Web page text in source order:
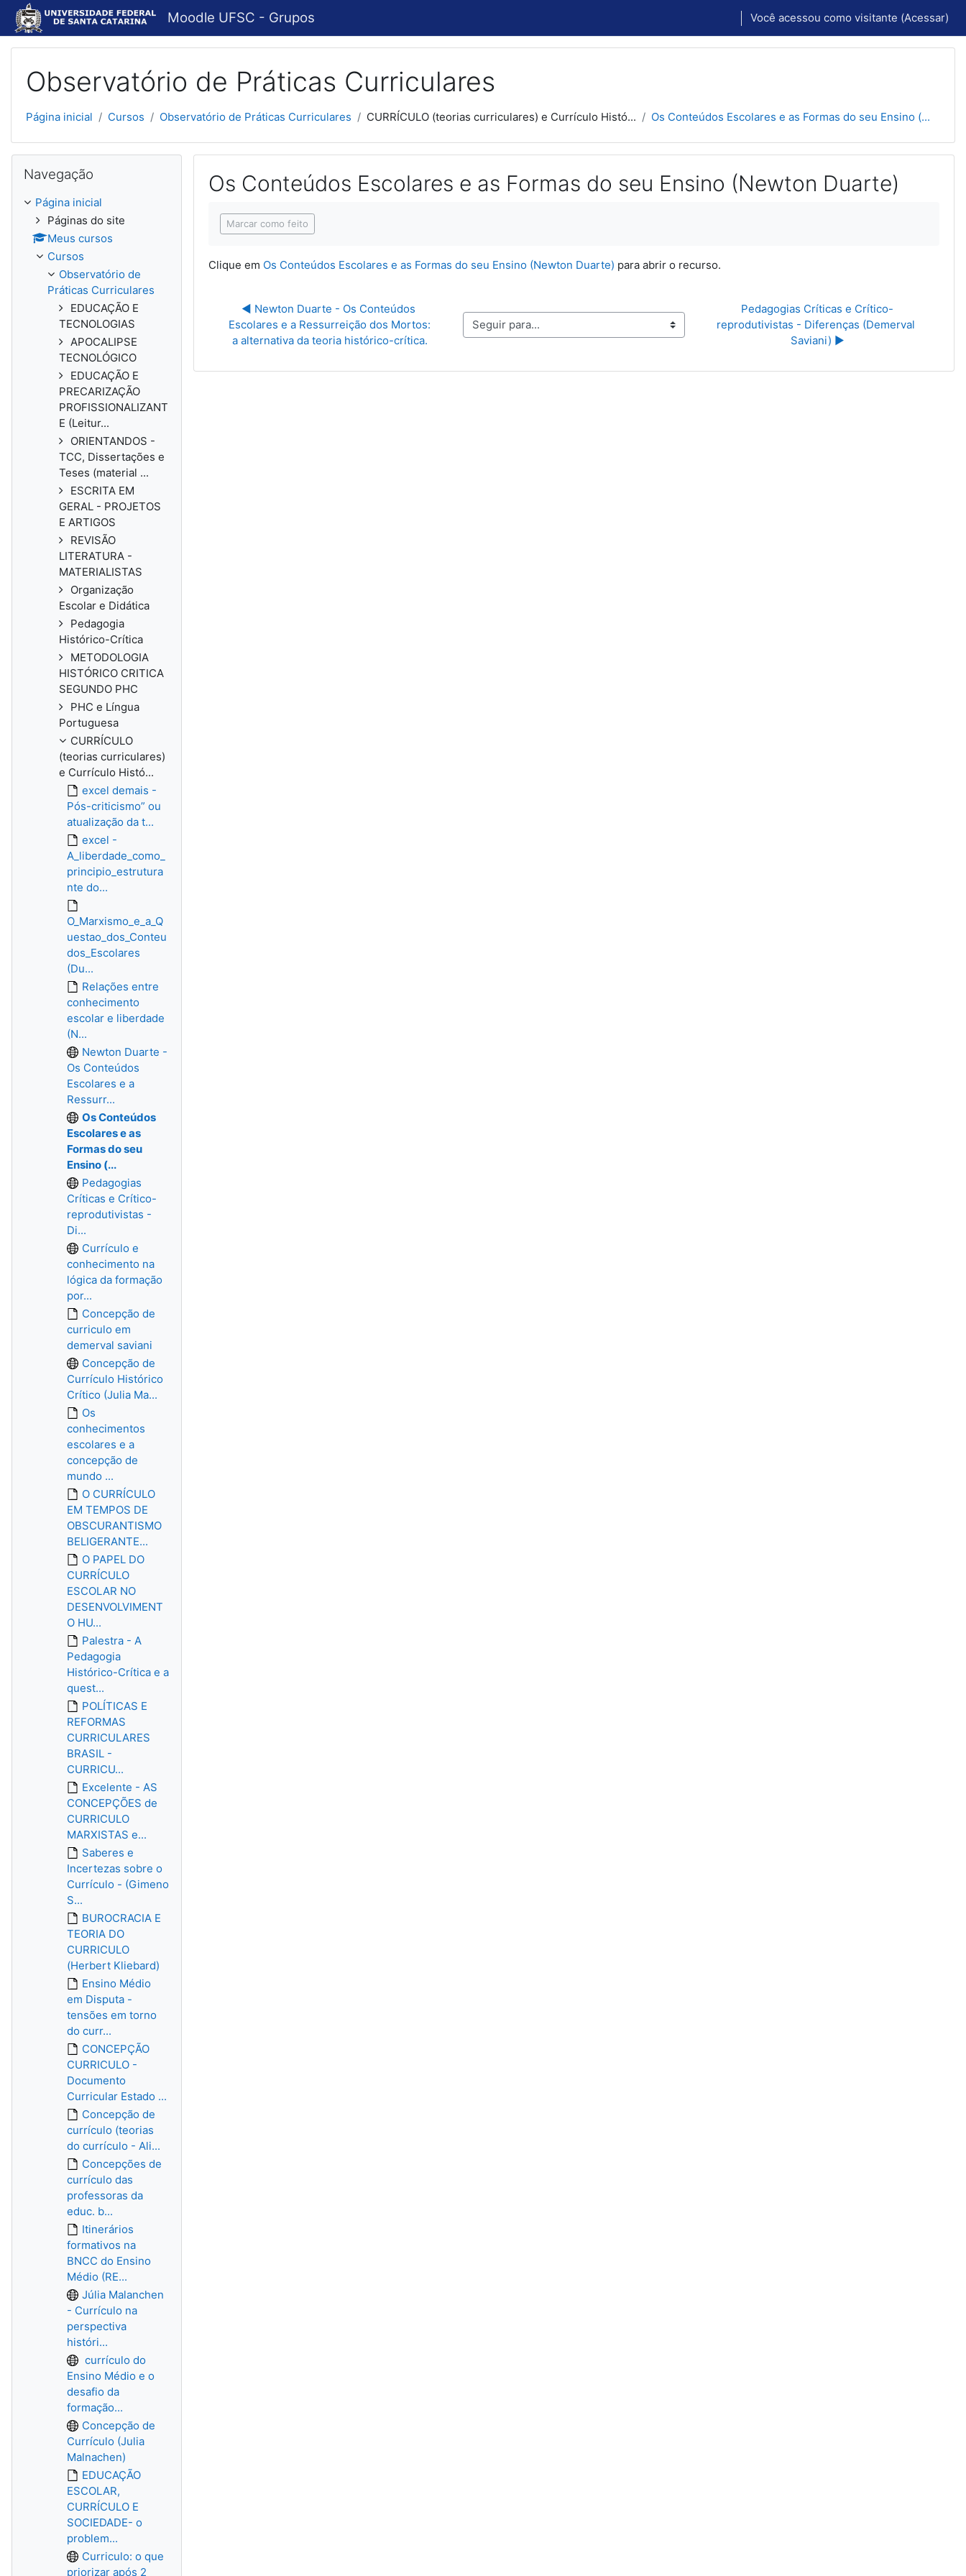
Ir para o conteúdo principal
Moodle UFSC - Grupos Você acessou como visitante (Acessar)
Observatório de Práticas Curriculares
Página inicial Cursos Observatório de Práticas Curriculares CURRÍCULO (teorias curriculares) e Currículo Histó... Os Conteúdos Escolares e as Formas do seu Ensino (...
Os Conteúdos Escolares e as Formas do seu Ensino (Newton Duarte)
Marcar como feito
Clique em Os Conteúdos Escolares e as Formas do seu Ensino (Newton Duarte) para abrir o recurso.
◀︎ Newton Duarte - Os Conteúdos
Escolares e a Ressurreição dos Mortos:
a alternativa da teoria histórico-crítica.
Seguir para...
Pedagogias Críticas e Crítico-
reprodutivistas - Diferenças (Demerval
Saviani) ▶︎
Navegação
Página inicial
Páginas do site
Meus cursos
Cursos
Observatório de
Práticas Curriculares
EDUCAÇÃO E
TECNOLOGIAS
APOCALIPSE
TECNOLÓGICO
EDUCAÇÃO E
PRECARIZAÇÃO
PROFISSIONALIZANT
E (Leitur...
ORIENTANDOS -
TCC, Dissertações e
Teses (material ...
ESCRITA EM
GERAL - PROJETOS
E ARTIGOS
REVISÃO
LITERATURA -
MATERIALISTAS
Organização
Escolar e Didática
Pedagogia
Histórico-Crítica
METODOLOGIA
HISTÓRICO CRITICA
SEGUNDO PHC
PHC e Língua
Portuguesa
CURRÍCULO
(teorias curriculares)
e Currículo Histó...
excel demais -
Pós-criticismo” ou
atualização da t...
excel -
A_liberdade_como_
principio_estrutura
nte do...
O_Marxismo_e_a_Q
uestao_dos_Conteu
dos_Escolares
(Du...
Relações entre
conhecimento
escolar e liberdade
(N...
Newton Duarte -
Os Conteúdos
Escolares e a
Ressurr...
Os Conteúdos
Escolares e as
Formas do seu
Ensino (...
Pedagogias
Críticas e Crítico-
reprodutivistas -
Di...
Currículo e
conhecimento na
lógica da formação
por...
Concepção de
curriculo em
demerval saviani
Concepção de
Currículo Histórico
Crítico (Julia Ma...
Os
conhecimentos
escolares e a
concepção de
mundo ...
O CURRÍCULO
EM TEMPOS DE
OBSCURANTISMO
BELIGERANTE...
O PAPEL DO
CURRÍCULO
ESCOLAR NO
DESENVOLVIMENT
O HU...
Palestra - A
Pedagogia
Histórico-Crítica e a
quest...
POLÍTICAS E
REFORMAS
CURRICULARES
BRASIL -
CURRICU...
Excelente - AS
CONCEPÇÕES de
CURRICULO
MARXISTAS e...
Saberes e
Incertezas sobre o
Currículo - (Gimeno
S...
BUROCRACIA E
TEORIA DO
CURRICULO
(Herbert Kliebard)
Ensino Médio
em Disputa -
tensões em torno
do curr...
CONCEPÇÃO
CURRICULO -
Documento
Curricular Estado ...
Concepção de
currículo (teorias
do currículo - Ali...
Concepções de
currículo das
professoras da
educ. b...
Itinerários
formativos na
BNCC do Ensino
Médio (RE...
Júlia Malanchen
- Currículo na
perspectiva
históri...
currículo do
Ensino Médio e o
desafio da
formação...
Concepção de
Currículo (Julia
Malnachen)
EDUCAÇÃO
ESCOLAR,
CURRÍCULO E
SOCIEDADE- o
problem...
Curriculo: o que
priorizar após 2